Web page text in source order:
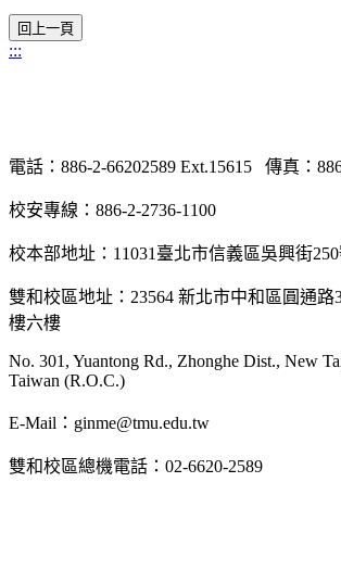
:::
電話：886-2-66202589 Ext.15615 傳真：
校安專線：886-2-2736-1100
校本部地址：11031臺北市信義區吳興街
雙和校區地址：23564 新北市中和區圓通路
樓六樓
No. 301, Yuantong Rd., Zhonghe Dist., New
Taiwan (R.O.C.)
E-Mail：ginme@tmu.edu.tw
雙和校區總機電話：02-6620-2589